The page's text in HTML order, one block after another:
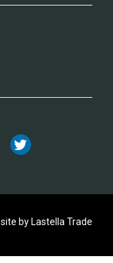
site by Lastella Trade